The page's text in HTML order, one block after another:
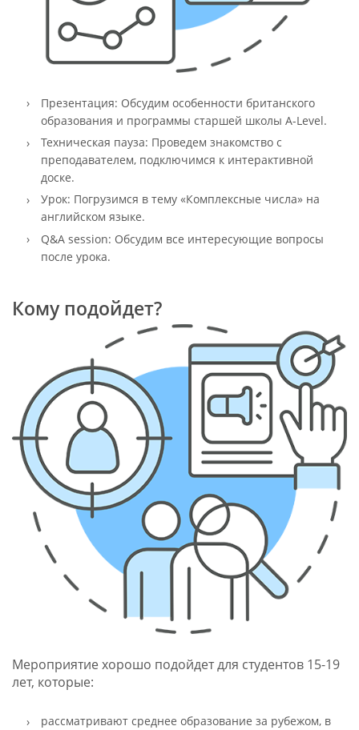
Презентация: Обсудим особенности британского
образования и программы старшей школы A-Level.
Техническая пауза: Проведем знакомство с
преподавателем, подключимся к интерактивной
доске.
Урок: Погрузимся в тему «Комплексные числа» на
английском языке.
Q&A session: Обсудим все интересующие вопросы
после урока.
Кому подойдет?
Мероприятие хорошо подойдет для студентов 15-19
лет, которые:
рассматривают среднее образование за рубежом, в